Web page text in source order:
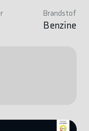
Brandstof
Benzine